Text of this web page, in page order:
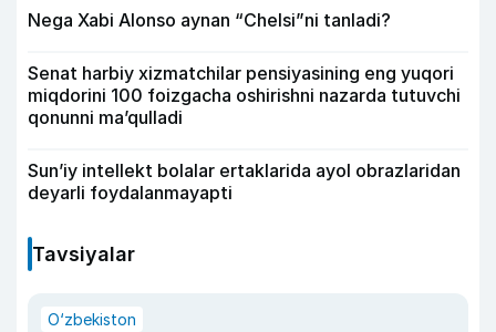
Nega Xabi Alonso aynan “Chelsi”ni tanladi?
Senat harbiy xizmatchilar pensiyasining eng yuqori
miqdorini 100 foizgacha oshirishni nazarda tutuvchi
qonunni ma’qulladi
Sun’iy intellekt bolalar ertaklarida ayol obrazlaridan
deyarli foydalanmayapti
Tavsiyalar
O‘zbekiston